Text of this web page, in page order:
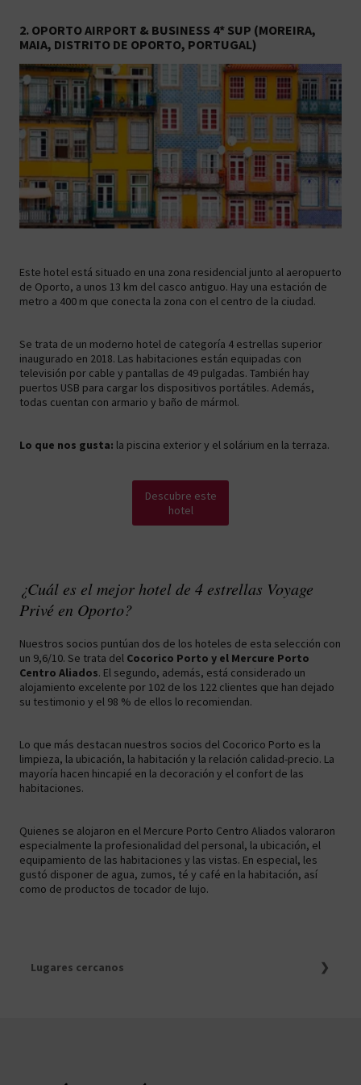
2. OPORTO AIRPORT & BUSINESS 4* SUP (MOREIRA,
MAIA, DISTRITO DE OPORTO, PORTUGAL)
Este hotel está situado en una zona residencial junto al aeropuerto
de Oporto, a unos 13 km del casco antiguo. Hay una estación de
metro a 400 m que conecta la zona con el centro de la ciudad.
Se trata de un moderno hotel de categoría 4 estrellas superior
inaugurado en 2018. Las habitaciones están equipadas con
televisión por cable y pantallas de 49 pulgadas. También hay
puertos USB para cargar los dispositivos portátiles. Además,
todas cuentan con armario y baño de mármol.
Lo que nos gusta: la piscina exterior y el solárium en la terraza.
Descubre este
hotel
¿Cuál es el mejor hotel de 4 estrellas Voyage
Privé en Oporto?
Nuestros socios puntúan dos de los hoteles de esta selección con
un 9,6/10. Se trata del Cocorico Porto y el Mercure Porto
Centro Aliados. El segundo, además, está considerado un
alojamiento excelente por 102 de los 122 clientes que han dejado
su testimonio y el 98 % de ellos lo recomiendan.
Lo que más destacan nuestros socios del Cocorico Porto es la
limpieza, la ubicación, la habitación y la relación calidad-precio. La
mayoría hacen hincapié en la decoración y el confort de las
habitaciones.
Quienes se alojaron en el Mercure Porto Centro Aliados valoraron
especialmente la profesionalidad del personal, la ubicación, el
equipamiento de las habitaciones y las vistas. En especial, les
gustó disponer de agua, zumos, té y café en la habitación, así
como de productos de tocador de lujo.
Lugares cercanos
Estancias en Oporto